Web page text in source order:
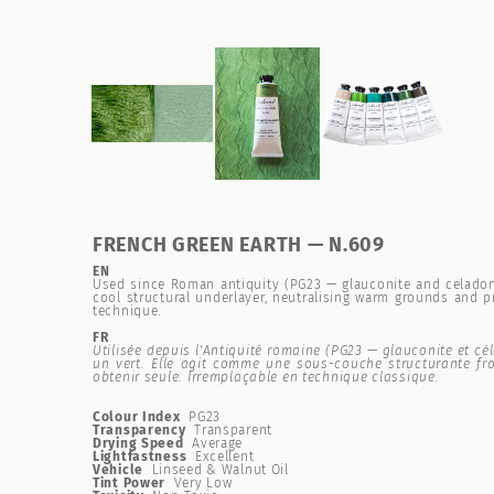
FRENCH GREEN EARTH — N.609
EN
Used since Roman antiquity (PG23 — glauconite and
cool structural underlayer, neutralising warm grounds and
technique.
FR
Utilisée depuis l'Antiquité romaine (PG23 — glauconite et
un vert. Elle agit comme une sous-couche structurante
obtenir seule. Irremplaçable en technique classique.
Colour Index
PG23
Transparency Transparent
Drying Speed
Average
Lightfastness
Excellent
Vehicle
Linseed & Walnut Oil
Tint Power
Very Low